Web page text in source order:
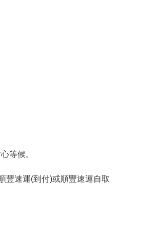
等候。
速運(到付)或順豐速運自取